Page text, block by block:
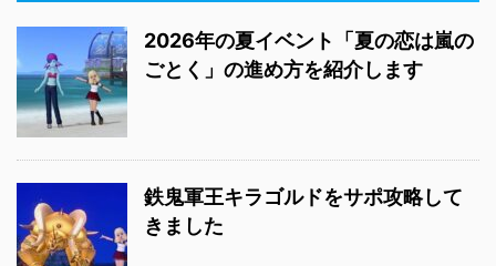
2026年の夏イベント「夏の恋は嵐の
ごとく」の進め方を紹介します
鉄鬼軍王キラゴルドをサポ攻略して
きました